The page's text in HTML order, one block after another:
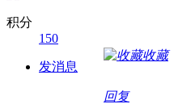
积分
150
发消息
收藏
回复